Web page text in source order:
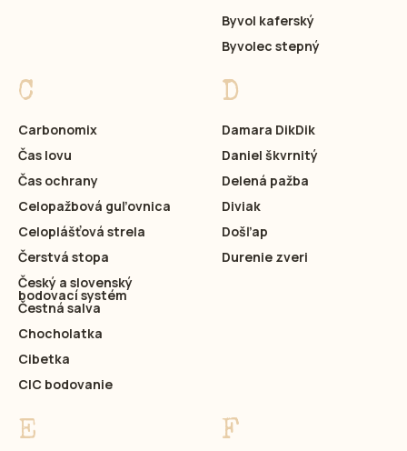
Byvol kaferský
Byvolec stepný
C
Carbonomix
Čas lovu
Čas ochrany
Celopažbová guľovnica
Celoplášťová strela
Čerstvá stopa
Český a slovenský
bodovací systém
Čestná salva
Chocholatka
Cibetka
CIC bodovanie
D
Damara DikDik
Daniel škvrnitý
Delená pažba
Diviak
Došľap
Durenie zveri
E F